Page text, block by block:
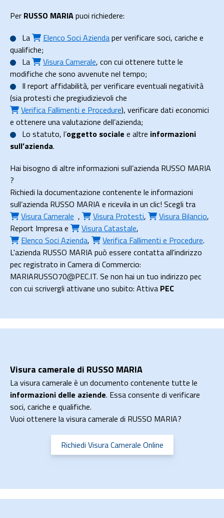
Per RUSSO MARIApuoi richiedere:
La
Elenco Soci Aziendaper verificare soci, cariche e
qualifiche;
La
Visura Camerale, con cui ottenere tutte le
modifiche che sono avvenute nel tempo;
Il report affidabilità, per verificare eventuali negatività
(sia protesti che pregiudizievoli che
Verifica Fallimenti e Procedure), verificare dati economici
e ottenere una valutazione dell’azienda;
Lo statuto, l’oggetto sociale e altre informazioni
sull’azienda.
Hai bisogno di altre informazioni sull’azienda RUSSO MARIA
?
Richiedi la documentazione contenente le informazioni
sull’azienda RUSSO MARIA e ricevila in un clic! Scegli tra
Visura Camerale , Visura Protesti, Visura Bilancio,
Report Impresae Visura Catastale,
Elenco Soci Azienda, Verifica Fallimenti e Procedure.
L'azienda RUSSO MARIA può essere contatta all'indirizzo
pec registrato in Camera di Commercio:
MARIARUSSO70@PEC.IT. Se non hai un tuo indirizzo pec
con cui scrivergli attivane uno subito: Attiva PEC
Visura camerale di RUSSO MARIA
La visura camerale è un documento contenente tutte le
informazioni delle aziende. Essa consente di verificare
soci, cariche e qualifiche.
Vuoi ottenere la visura camerale di RUSSO MARIA?
Richiedi Visura Camerale Online